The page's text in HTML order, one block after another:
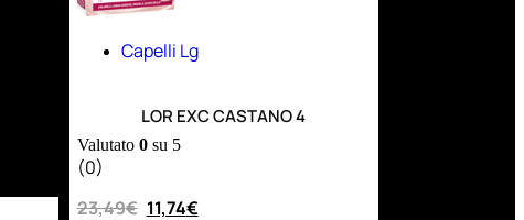
Capelli Lg
LOR EXC CASTANO 4
Valutato 0su 5
(0)
23,49€ 11,74€